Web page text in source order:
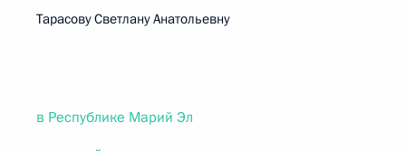
Тарасову Светлану Анатольевну
в Республике Марий Эл